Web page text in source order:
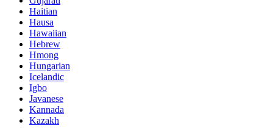
Haitian
Hausa
Hawaiian
Hebrew
Hmong
Hungarian
Icelandic
Igbo
Javanese
Kannada
Kazakh